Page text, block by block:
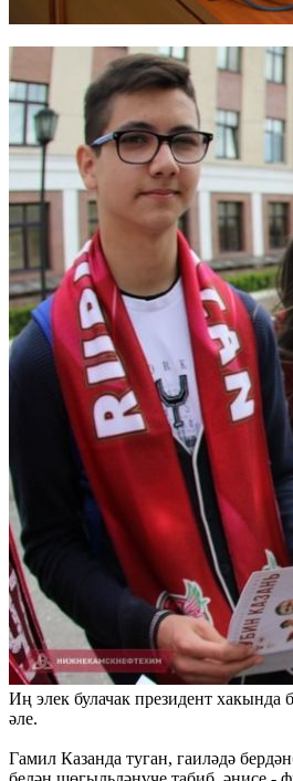
Иң элек булачак президент хакында
әле.
Гамил Казанда туган, гаиләдә